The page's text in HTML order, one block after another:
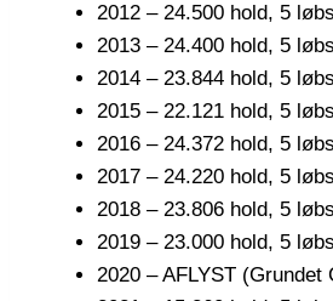
2012 – 24.500 hold, 5
2013 – 24.400 hold, 5
2014 – 23.844 hold, 5
2015 – 22.121 hold, 5
2016 – 24.372 hold, 5
2017 – 24.220 hold, 5
2018 – 23.806 hold, 5
2019 – 23.000 hold, 5
2020 – AFLYST (Grundet